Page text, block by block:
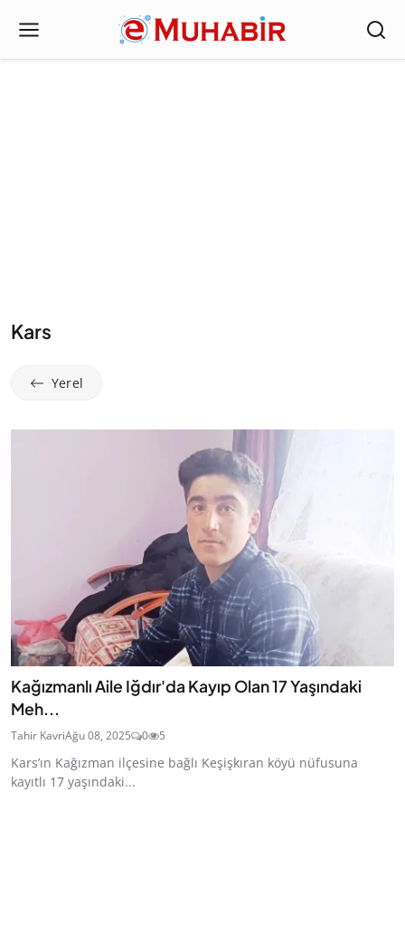
Kars
Yerel
Kağızmanlı Aile Iğdır'da Kayıp Olan 17 Yaşındaki
Meh...
Tahir KavriAğu 08, 2025 0 5
Kars’ın Kağızman ilçesine bağlı Keşişkıran köyü nüfusuna
kayıtlı 17 yaşındaki...